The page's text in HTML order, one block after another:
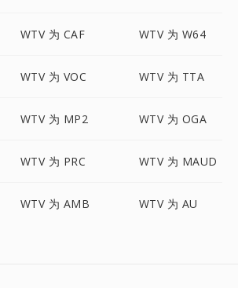
WTV 为 CAF WTV 为 W64
WTV 为 VOC WTV 为 TTA
WTV 为 MP2 WTV 为 OGA
WTV 为 PRC WTV 为 MAUD
WTV 为 AMB WTV 为 AU